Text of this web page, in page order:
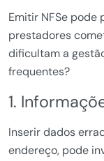
Emitir NFSe pode
prestadores
dificultam a
frequentes?
1.
Inserir dados
endereço, pode